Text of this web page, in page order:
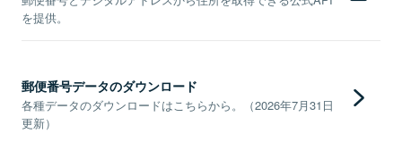
を提供。
郵便番号データのダウンロード
各種データのダウンロードはこちらから。（2026年7月31日
更新）